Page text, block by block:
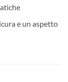
e un aspetto